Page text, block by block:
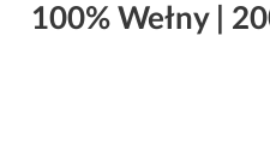
100% Wełny |